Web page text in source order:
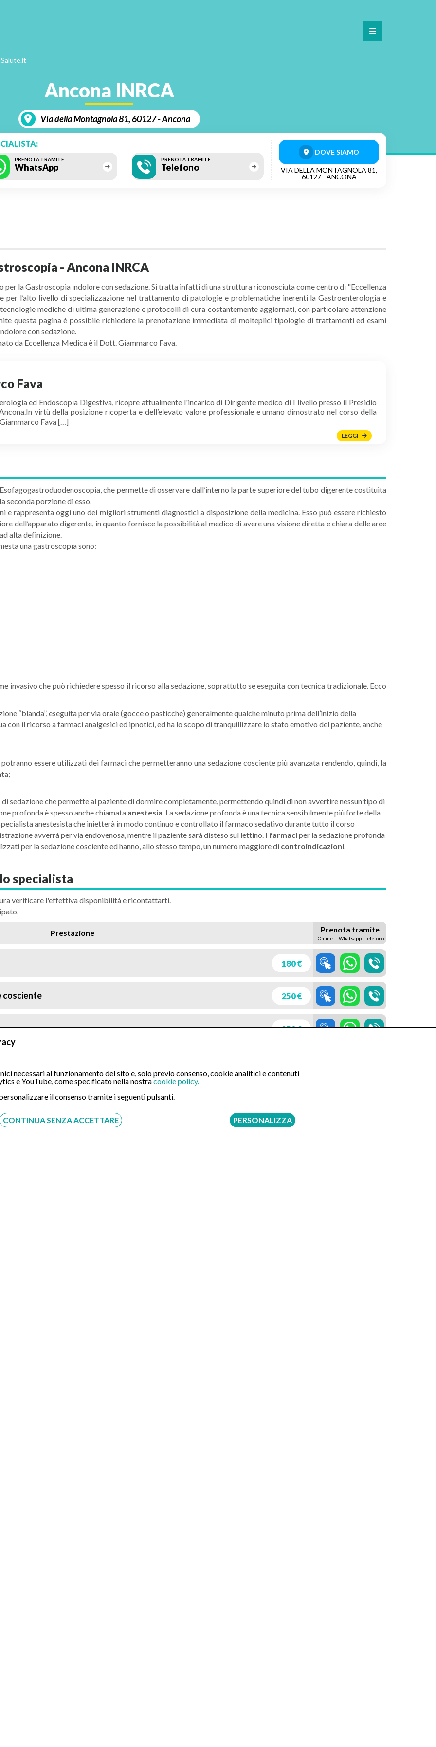
necessari al funzionamento del sito e, solo previo consenso, cookie analitici e contenuti
e YouTube, come specificato nella nostracookie policy.
il consenso tramite i seguenti pulsanti.
CONTINUA SENZA ACCETTARE PERSONALIZZA
Ancona INRCA
Via della Montagnola 81, 60127 - Ancona
PRENOTA TRAMITE
WhatsApp
PRENOTA TRAMITE
Telefono
DOVE SIAMO
VIA DELLA MONTAGNOLA 81,
60127 - ANCONA
- Ancona INRCA
la Gastroscopia indolore con sedazione. Si tratta infatti di una struttura riconosciuta come centro di "Eccellenza
l’alto livello di specializzazione nel trattamento di patologie e problematiche inerenti la Gastroenterologia e
mediche di ultima generazione e protocolli di cura costantemente aggiornati, con particolare attenzione
questa pagina è possibile richiedere la prenotazione immediata di molteplici tipologie di trattamenti ed esami
con sedazione.
da Eccellenza Medica è il Dott. Giammarco Fava.
Fava
ed Endoscopia Digestiva, ricopre attualmente l'incarico di Dirigente medico di I livello presso il Presidio
virtù della posizione ricoperta e dell’elevato valore professionale e umano dimostrato nel corso della
Fava […]
LEGGI
che permette di osservare dall’interno la parte superiore del tubo digerente costituita
seconda porzione di esso.
e rappresenta oggi uno dei migliori strumenti diagnostici a disposizione della medicina. Esso può essere richiesto
dell’apparato digerente, in quanto fornisce la possibilità al medico di avere una visione diretta e chiara delle aree
alta definizione.
una gastroscopia sono:
invasivo che può richiedere spesso il ricorso alla sedazione, soprattutto se eseguita con tecnica tradizionale. Ecco
“blanda”, eseguita per via orale (gocce o pasticche) generalmente qualche minuto prima dell’inizio della
con il ricorso a farmaci analgesici ed ipnotici, ed ha lo scopo di tranquillizzare lo stato emotivo del paziente, anche
essere utilizzati dei farmaci che permetteranno una sedazione cosciente più avanzata rendendo, quindi, la
di sedazione che permette al paziente di dormire completamente, permettendo quindi di non avvertire nessun tipo di
profonda è spesso anche chiamata anestesia. La sedazione profonda è una tecnica sensibilmente più forte della
anestesista che inietterà in modo continuo e controllato il farmaco sedativo durante tutto il corso
avverrà per via endovenosa, mentre il paziente sarà disteso sul lettino. I farmaciper la sedazione profonda
per la sedazione cosciente ed hanno, allo stesso tempo, un numero maggiore di controindicazioni.
specialista
verificare l'effettiva disponibilità e ricontattarti.
Prestazione Prenota tramite
Online Telefono
Whatsapp
180 €
cosciente 250 €
250 €
: + 30 euro in sede unica; + 50 euro in sede multipla